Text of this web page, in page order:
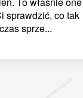
sprawdzić, co tak
sprze...